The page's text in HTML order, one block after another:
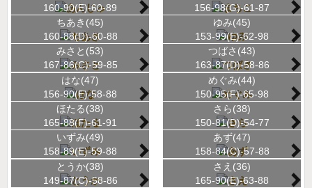
160-90(E)-60-89
156-98(G)-61-87
ちあき(45)
160-88(D)-60-88
ゆみ(45)
153-99(E)-62-98
みさと(53)
167-86(C)-59-85
つばさ(43)
163-87(D)-58-86
はな(47)
156-90(E)-58-88
めぐみ(44)
150-95(F)-65-98
ほたる(38)
165-88(F)-61-91
さら(38)
150-81(D)-54-77
いずみ(49)
158-89(E)-59-88
あず(47)
158-84(C)-57-88
とうか(38)
149-87(C)-58-86
さえ(36)
165-90(E)-63-88